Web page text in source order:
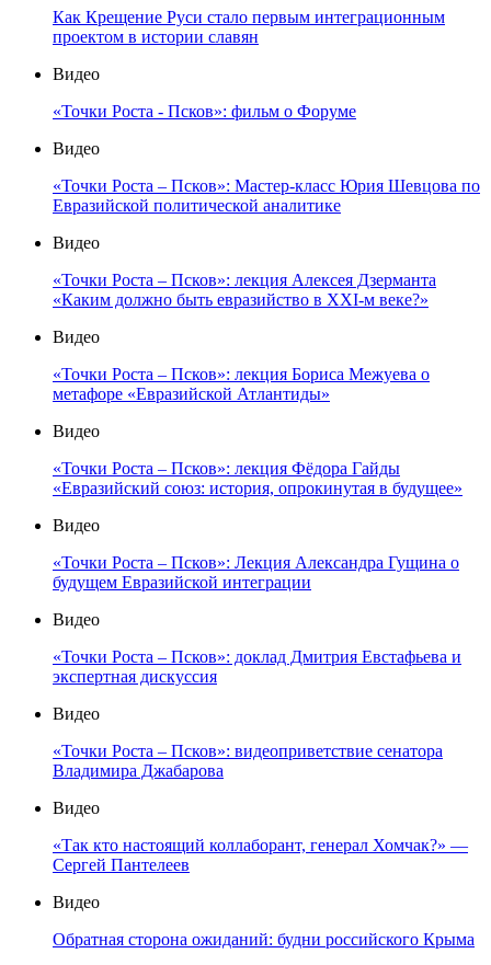
Как Крещение Руси стало первым интеграционным
проектом в истории славян
Видео
«Точки Роста - Псков»: фильм о Форуме
Видео
«Точки Роста – Псков»: Мастер-класс Юрия Шевцова по
Евразийской политической аналитике
Видео
«Точки Роста – Псков»: лекция Алексея Дзерманта
«Каким должно быть евразийство в XXI-м веке?»
Видео
«Точки Роста – Псков»: лекция Бориса Межуева о
метафоре «Евразийской Атлантиды»
Видео
«Точки Роста – Псков»: лекция Фёдора Гайды
«Евразийский союз: история, опрокинутая в будущее»
Видео
«Точки Роста – Псков»: Лекция Александра Гущина о
будущем Евразийской интеграции
Видео
«Точки Роста – Псков»: доклад Дмитрия Евстафьева и
экспертная дискуссия
Видео
«Точки Роста – Псков»: видеоприветствие сенатора
Владимира Джабарова
Видео
«Так кто настоящий коллаборант, генерал Хомчак?» —
Сергей Пантелеев
Видео
Обратная сторона ожиданий: будни российского Крыма